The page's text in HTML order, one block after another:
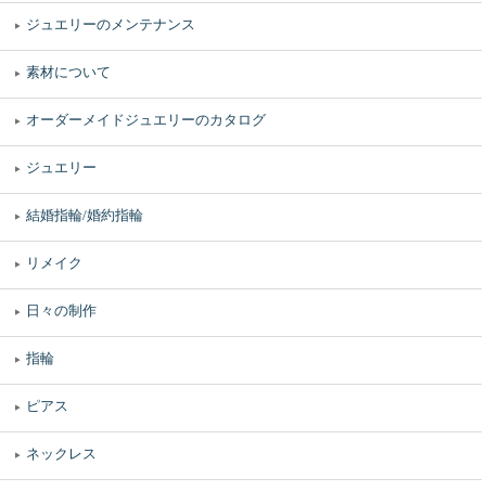
ジュエリーのメンテナンス
素材について
オーダーメイドジュエリーのカタログ
ジュエリー
結婚指輪/婚約指輪
リメイク
日々の制作
指輪
ピアス
ネックレス